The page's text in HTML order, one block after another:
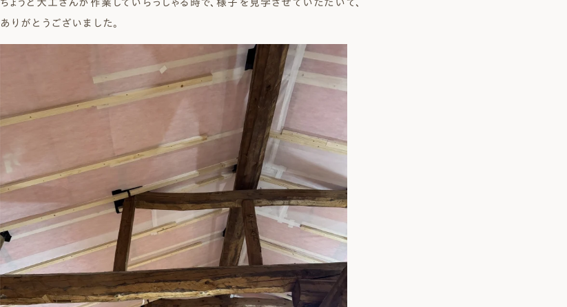
ちょうど大工さんが作業していらっしゃる時で、様子を見学させていただいて、
ありがとうございました。